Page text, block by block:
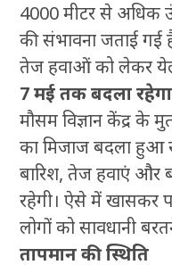
4000 मीटर से अधिक
की संभावना जताई गई
तेज हवाओं को लेकर
7 मई तक बदला
मौसम विज्ञान केंद्र के
का मिजाज बदला हुआ
बारिश, तेज हवाएं और
रहेगी। ऐसे में खासकर
लोगों को सावधानी
तापमान की स्थिति